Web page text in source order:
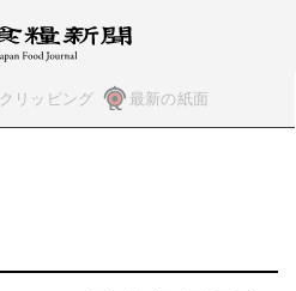
クリッピング 最新の紙面